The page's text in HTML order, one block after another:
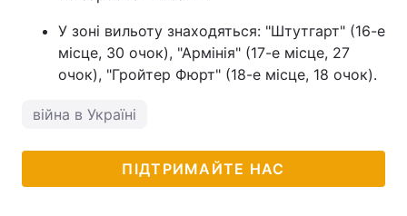
У зоні вильоту знаходяться: "Штутгарт" (16-е
місце, 30 очок), "Армінія" (17-е місце, 27
очок), "Гройтер Фюрт" (18-е місце, 18 очок).
війна в Україні
ПІДТРИМАЙТЕ НАС